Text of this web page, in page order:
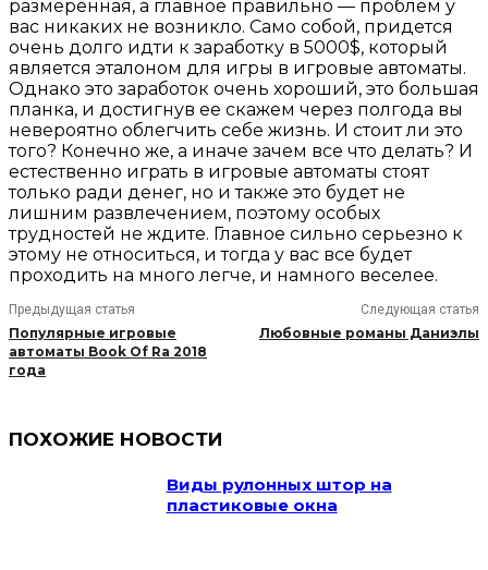
размеренная, а главное правильно — проблем у
вас никаких не возникло. Само собой, придется
очень долго идти к заработку в 5000$, который
является эталоном для игры в игровые автоматы.
Однако это заработок очень хороший, это большая
планка, и достигнув ее скажем через полгода вы
невероятно облегчить себе жизнь. И стоит ли это
того? Конечно же, а иначе зачем все что делать? И
естественно играть в игровые автоматы стоят
только ради денег, но и также это будет не
лишним развлечением, поэтому особых
трудностей не ждите. Главное сильно серьезно к
этому не относиться, и тогда у вас все будет
проходить на много легче, и намного веселее.
Предыдущая статья
Популярные игровые
автоматы Book Of Ra 2018
года
Следующая статья
Любовные романы Даниэлы
ПОХОЖИЕ НОВОСТИ
Виды рулонных штор на
пластиковые окна